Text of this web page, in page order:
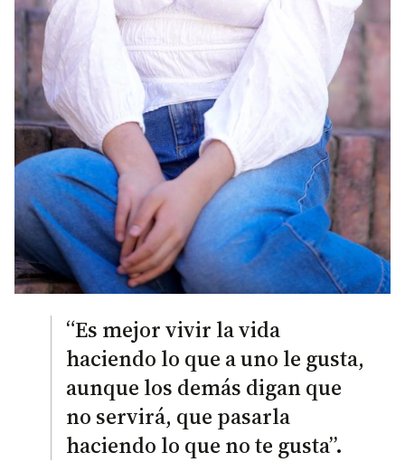
“Es mejor vivir la vida
haciendo lo que a uno le gusta,
aunque los demás digan que
no servirá, que pasarla
haciendo lo que no te gusta”.